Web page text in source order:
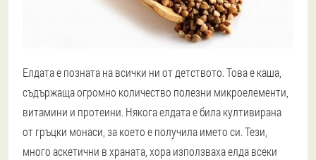
Елдата е позната на всички ни от детството. Това е каша,
съдържаща огромно количество полезни микроелементи,
витамини и протеини. Някога елдата е била култивирана
от гръцки монаси, за което е получила името си. Тези,
много аскетични в храната, хора използваха елда всеки